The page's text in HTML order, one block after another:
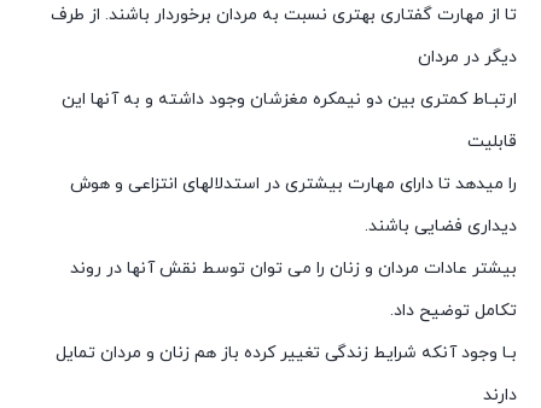
تا از مهارت گفتاری بهتری نسبت به مردان برخوردار باشند. از طرف
دیگر در مردان
ارتبـاط کمتری بین دو نیمکره مغزشان وجود داشته و به آنها این
قابلیت
را میدهد تا دارای مهارت بیشتری در استدلالهای انتزاعی و هوش
دیداری فضایی باشند.
بیشتر عادات مردان و زنان را می توان توسط نقش آنها در روند
تکامل توضیح داد.
بـا وجود آنکه شرایط زندگی تغییر کرده باز هم زنان و مردان تمایل
دارند